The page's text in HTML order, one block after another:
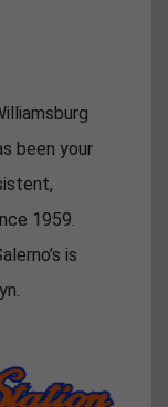
been your
1959.
is